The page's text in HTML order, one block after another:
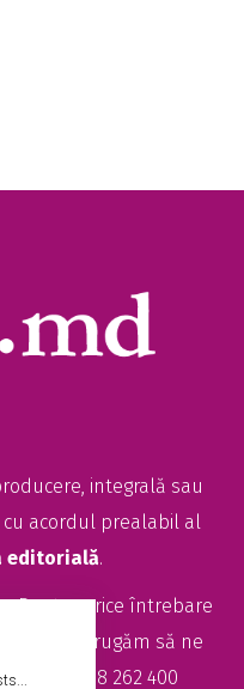
integrală sau
acordul prealabil al
editorială.
. Pentru orice întrebare
vă rugăm să ne
sau +373 78 262 400